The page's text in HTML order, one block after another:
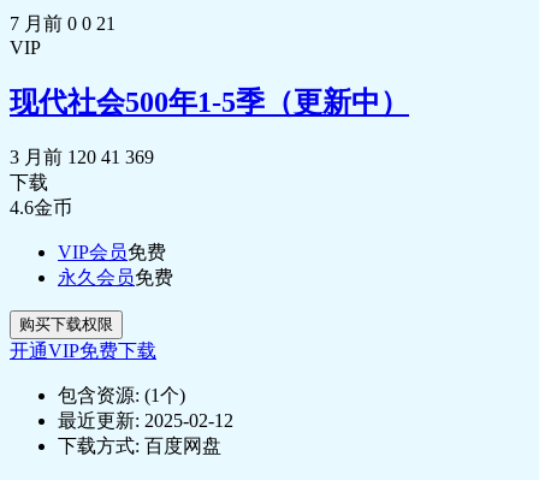
7 月前 0 0 21
VIP
现代社会500年1-5季（更新中）
3 月前 120 41 369
下载
4.6金币
VIP会员免费
永久会员免费
购买下载权限
开通VIP免费下载
包含资源: (1个)
最近更新: 2025-02-12
下载方式: 百度网盘